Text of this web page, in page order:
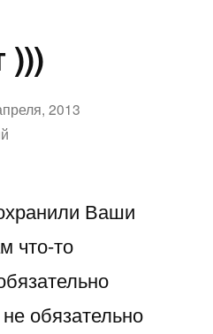
2013
к
)))
Ваши
что-то
обязательно